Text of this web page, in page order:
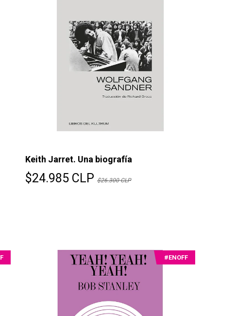
Keith Jarret. Una biografía
$24.985 CLP $26.300 CLP
#ENOFF